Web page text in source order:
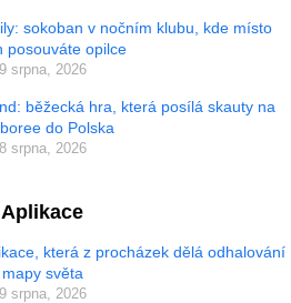
sokoban v nočním klubu, kde místo
posouváte opilce
9 srpna, 2026
běžecká hra, která posílá skauty na
do Polska
8 srpna, 2026
Aplikace
která z procházek dělá odhalování
mapy světa
9 srpna, 2026